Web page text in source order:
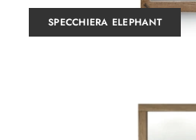
SPECCHIERA ELEPHANT